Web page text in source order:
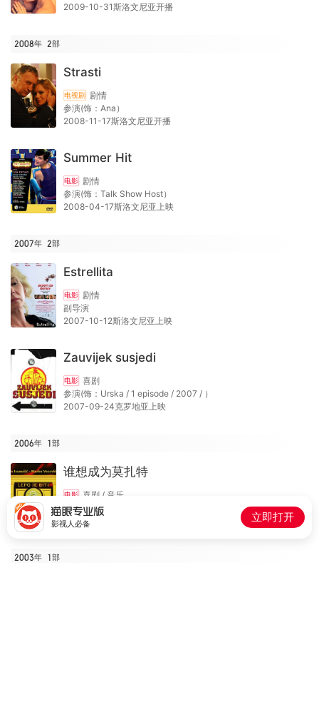
2009-10-31斯洛文尼亚开播
2008年 2部
Strasti
电视剧 剧情
参演(饰：Ana）
2008-11-17斯洛文尼亚开播
Summer Hit
电影 剧情
参演(饰：Talk Show Host）
2008-04-17斯洛文尼亚上映
2007年 2部
Estrellita
电影 剧情
副导演
2007-10-12斯洛文尼亚上映
Zauvijek susjedi
电影 喜剧
参演(饰：Urska / 1 episode / 2007 / ）
2007-09-24克罗地亚上映
2006年 1部
谁想成为莫扎特
电影 喜剧 / 音乐
参演(饰：Constanze Mozart / Jeannie）
2006-12-30斯洛文尼亚上映
2003年 1部
影视人必备
立即打开